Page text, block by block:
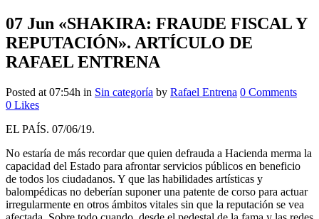
07 Jun «SHAKIRA: FRAUDE FISCAL Y
REPUTACIÓN». ARTÍCULO DE
RAFAEL ENTRENA
Posted at 07:54h in Sin categoría by Rafael Entrena 0 Comments
0 Likes
EL PAÍS. 07/06/19.
No estaría de más recordar que quien defrauda a Hacienda merma la
capacidad del Estado para afrontar servicios públicos en beneficio
de todos los ciudadanos. Y que las habilidades artísticas y
balompédicas no deberían suponer una patente de corso para actuar
irregularmente en otros ámbitos vitales sin que la reputación se vea